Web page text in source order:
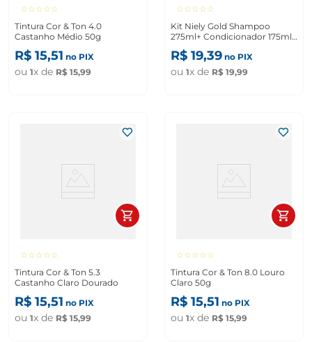
☆☆☆☆☆
Tintura Cor & Ton 4.0
Castanho Médio 50g
R$ 15,51 no PIX
ou 1x de R$ 15,99
☆☆☆☆☆
Kit Niely Gold Shampoo
275ml+ Condicionador 175ml
Max Queratina-V
R$ 19,39 no PIX
ou 1x de R$ 19,99
☆☆☆☆☆
Tintura Cor & Ton 5.3
Castanho Claro Dourado
R$ 15,51 no PIX
ou 1x de R$ 15,99
☆☆☆☆☆
Tintura Cor & Ton 8.0 Louro
Claro 50g
R$ 15,51 no PIX
ou 1x de R$ 15,99